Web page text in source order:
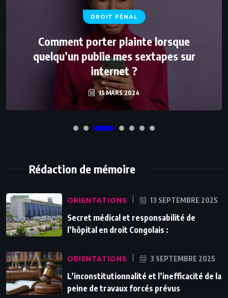
DROIT PÉNAL
Comment porter plainte lorsque
quelqu’un publie mes sextapes sur
internet ?
15 MARS 2024
Rédaction de mémoire
ORIENTATIONS 13 SEPTEMBRE 2025
Secret médical et responsabilité de
l’hôpital en droit Congolais :
ORIENTATIONS 3 SEPTEMBRE 2025
L’inconstitutionnalité et l’inefficacité de la
peine de travaux forcés prévus